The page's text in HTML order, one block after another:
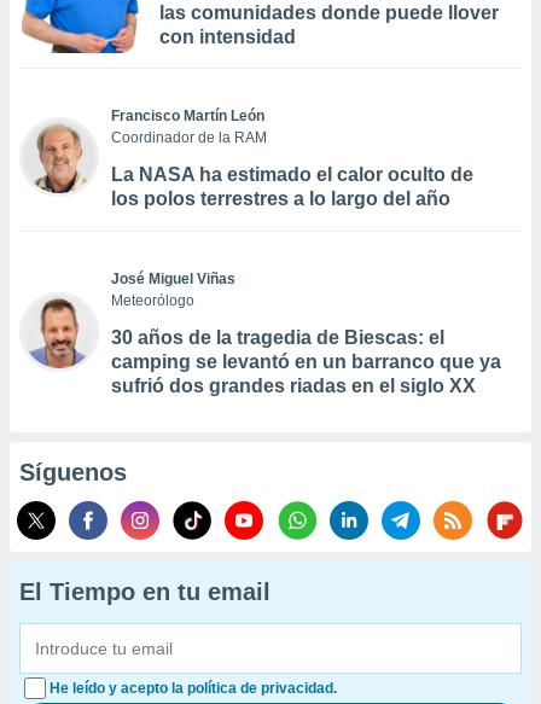
las comunidades donde puede llover
con intensidad
Francisco Martín León
Coordinador de la RAM
La NASA ha estimado el calor oculto de
los polos terrestres a lo largo del año
José Miguel Viñas
Meteorólogo
30 años de la tragedia de Biescas: el
camping se levantó en un barranco que ya
sufrió dos grandes riadas en el siglo XX
Síguenos
El Tiempo en tu email
He leído y acepto la política de privacidad.